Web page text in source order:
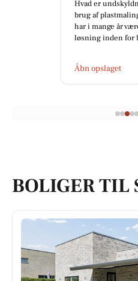
Hvad er
brug af
har i mange år
løsning inden for
Åbn opslaget
BOLIGER TIL